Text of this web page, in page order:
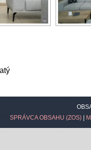
SPRÁVCA OBSAHU (ZOS)